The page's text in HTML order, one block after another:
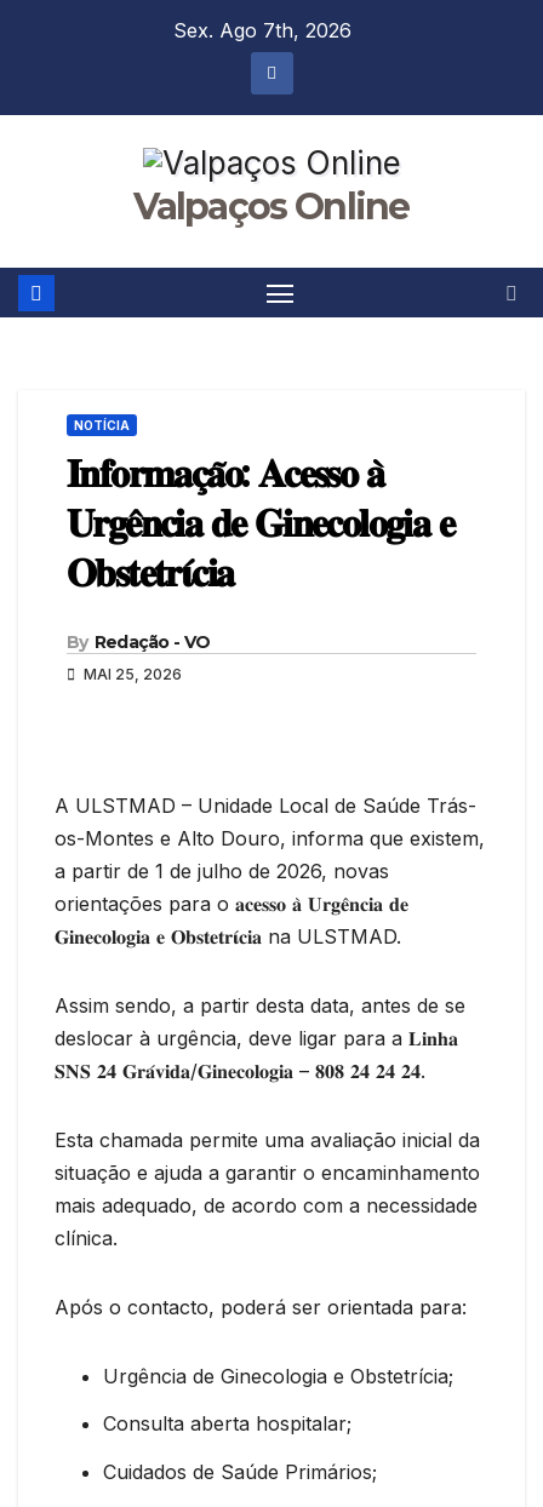
Sex. Ago 7th, 2026
Valpaços Online
NOTÍCIA
𝐈𝐧𝐟𝐨𝐫𝐦𝐚𝐜̧𝐚̃𝐨: 𝐀𝐜𝐞𝐬𝐬𝐨 𝐚̀
𝐔𝐫𝐠𝐞̂𝐧𝐜𝐢𝐚 𝐝𝐞 𝐆𝐢𝐧𝐞𝐜𝐨𝐥𝐨𝐠𝐢𝐚 𝐞
𝐎𝐛𝐬𝐭𝐞𝐭𝐫𝛊́𝐜𝐢𝐚
By Redação - VO
MAI 25, 2026
A ULSTMAD – Unidade Local de Saúde Trás-
os-Montes e Alto Douro, informa que existem,
a partir de 1 de julho de 2026, novas
orientações para o 𝐚𝐜𝐞𝐬𝐬𝐨 𝐚̀ 𝐔𝐫𝐠𝐞̂𝐧𝐜𝐢𝐚 𝐝𝐞
𝐆𝐢𝐧𝐞𝐜𝐨𝐥𝐨𝐠𝐢𝐚 𝐞 𝐎𝐛𝐬𝐭𝐞𝐭𝐫𝛊́𝐜𝐢𝐚 na ULSTMAD.
Assim sendo, a partir desta data, antes de se
deslocar à urgência, deve ligar para a 𝐋𝐢𝐧𝐡𝐚
𝐒𝐍𝐒 𝟐𝟒 𝐆𝐫𝐚́𝐯𝐢𝐝𝐚/𝐆𝐢𝐧𝐞𝐜𝐨𝐥𝐨𝐠𝐢𝐚 – 𝟖𝟎𝟖 𝟐𝟒 𝟐𝟒 𝟐𝟒.
Esta chamada permite uma avaliação inicial da
situação e ajuda a garantir o encaminhamento
mais adequado, de acordo com a necessidade
clínica.
Após o contacto, poderá ser orientada para:
Urgência de Ginecologia e Obstetrícia;
Consulta aberta hospitalar;
Cuidados de Saúde Primários;